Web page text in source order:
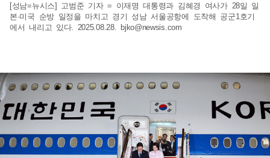
[성남=뉴시스] 고범준 기자 = 이재명 대통령과 김혜경 여사가 28일 일
본·미국 순방 일정을 마치고 경기 성남 서울공항에 도착해 공군1호기
에서 내리고 있다. 2025.08.28. bjko@newsis.com